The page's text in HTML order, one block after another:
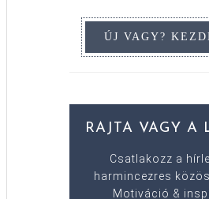
RAJTA VAGY A
Csatlakozz a
harmincezres
Motiváció &